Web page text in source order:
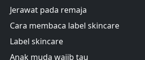
Jerawat pada remaja
Cara membaca label skincare
Label skincare
Anak muda wajib tau